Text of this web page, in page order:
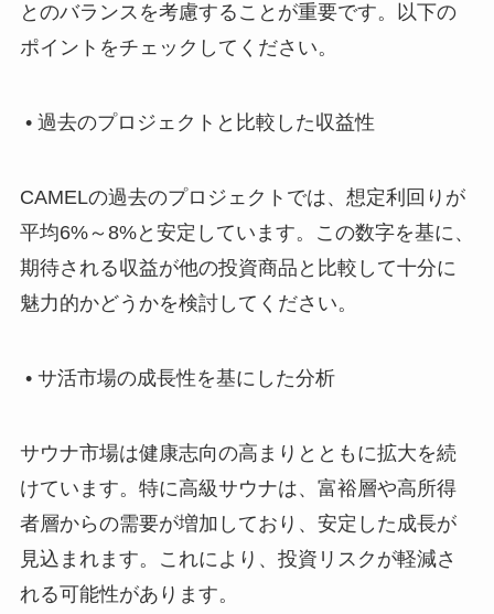
とのバランスを考慮することが重要です。以下の
ポイントをチェックしてください。
• 過去のプロジェクトと比較した収益性
CAMELの過去のプロジェクトでは、想定利回りが
平均6%～8%と安定しています。この数字を基に、
期待される収益が他の投資商品と比較して十分に
魅力的かどうかを検討してください。
• サ活市場の成長性を基にした分析
サウナ市場は健康志向の高まりとともに拡大を続
けています。特に高級サウナは、富裕層や高所得
者層からの需要が増加しており、安定した成長が
見込まれます。これにより、投資リスクが軽減さ
れる可能性があります。